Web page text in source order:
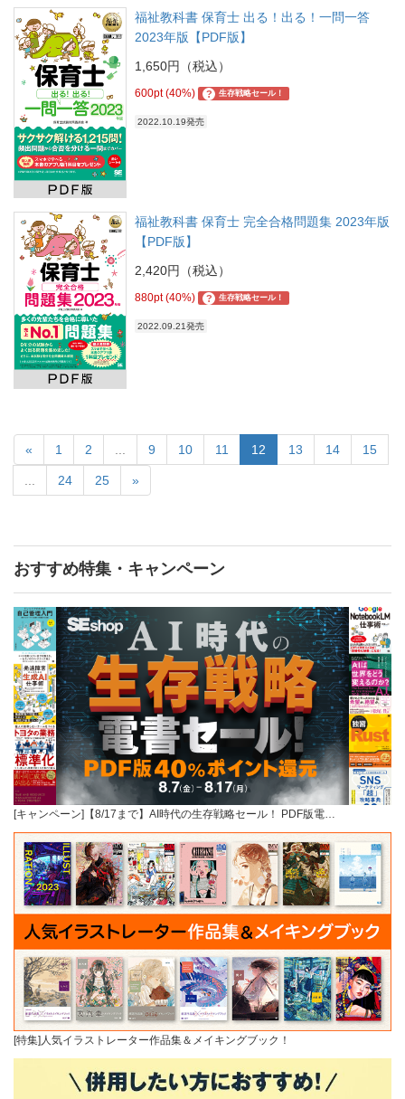
福祉教科書 保育士 出る！出る！一問一答
2023年版【PDF版】
1,650円（税込）
600pt (40%) ? 生存戦略セール！
2022.10.19発売
福祉教科書 保育士 完全合格問題集 2023年版
【PDF版】
2,420円（税込）
880pt (40%) ? 生存戦略セール！
2022.09.21発売
« 1 2 9 10 11 12 13 14 15
24 25 »
おすすめ特集・キャンペーン
[キャンペーン]【8/17まで】AI時代の生存戦略セール！ PDF版電…
[特集]人気イラストレーター作品集＆メイキングブック！